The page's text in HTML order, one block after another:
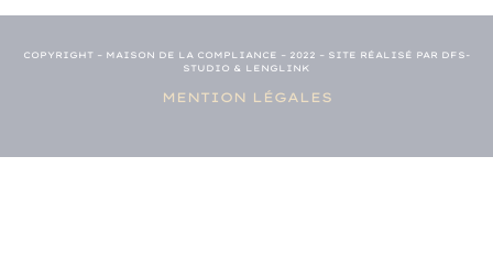
COPYRIGHT – MAISON DE LA COMPLIANCE – 2022 – SITE RÉALISÉ PAR DFS-
STUDIO & LENGLINK
MENTION LÉGALES